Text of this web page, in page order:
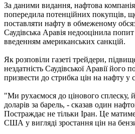
За даними видання, нафтова
попередила потенційних покупців,
поставляти нафту в обмеженому
Саудівська Аравія недооцінила
введенням американських санкцій.
Як розповіли газеті трейдери,
нездатність Саудівської Аравії його
призвести до стрибка цін на нафту у
"Ми рухаємося до цінового сплеску,
доларів за барель, - сказав один
Постраждає не тільки Іран. Це
США у вигляді зростання цін на